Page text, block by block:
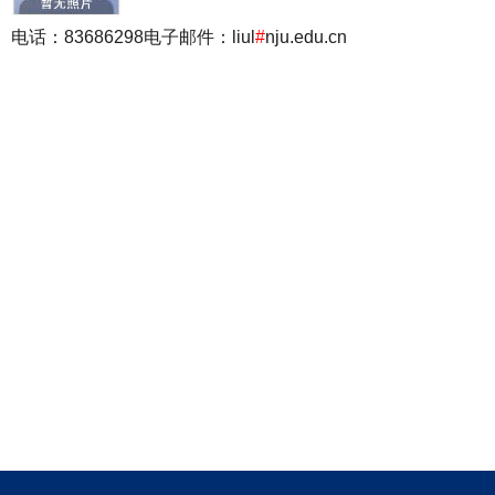
电话：83686298电子邮件：liul #nju.edu.cn